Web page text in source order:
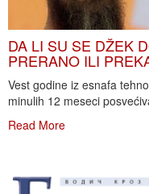
DA LI SU SE DŽEK
PRERANO ILI
Vest godine iz esnafa
minulih 12 meseci
Read More